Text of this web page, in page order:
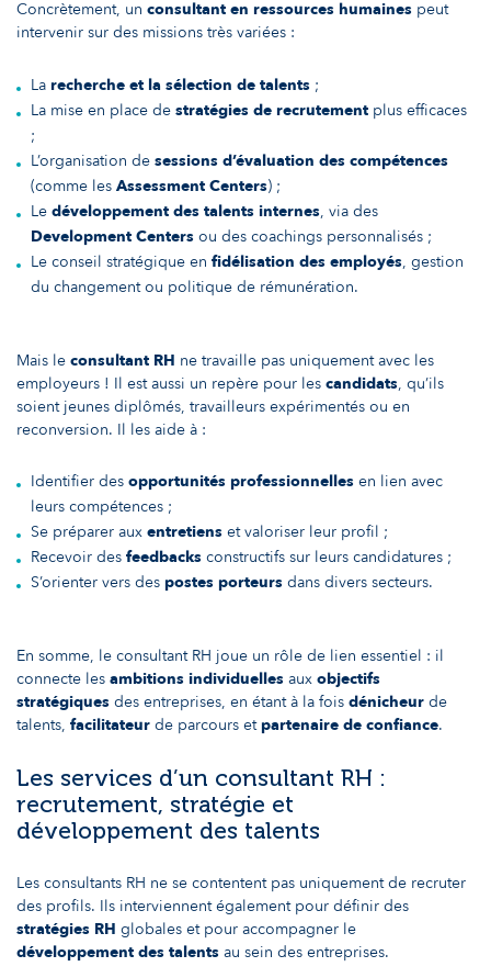
Concrètement, un consultant en ressources humaines peut
intervenir sur des missions très variées :
La recherche et la sélection de talents ;
La mise en place de stratégies de recrutementplus efficaces
;
L’organisation de sessions d’évaluation des compétences
(comme les Assessment Centers) ;
Le développement des talents internes, via des
Development Centers ou des coachings personnalisés ;
Le conseil stratégique en fidélisation des employés, gestion
du changement ou politique de rémunération.
Mais le consultant RH ne travaille pas uniquement avec les
employeurs ! Il est aussi un repère pour les candidats, qu’ils
soient jeunes diplômés, travailleurs expérimentés ou en
reconversion. Il les aide à :
Identifier des opportunités professionnelles en lien avec
leurs compétences ;
Se préparer aux entretiens et valoriser leur profil ;
Recevoir des feedbacks constructifs sur leurs candidatures ;
S’orienter vers des postes porteurs dans divers secteurs.
En somme, le consultant RH joue un rôle de lien essentiel : il
connecte les ambitions individuelles aux objectifs
stratégiques des entreprises, en étant à la fois dénicheur de
talents, facilitateur de parcours etpartenaire de confiance.
Les services d’un consultant RH :
recrutement, stratégie et
développement des talents
Les consultants RH ne se contentent pas uniquement de recruter
des profils. Ils interviennent également pour définir des
stratégies RH globales et pour accompagner le
développement des talents au sein des entreprises.